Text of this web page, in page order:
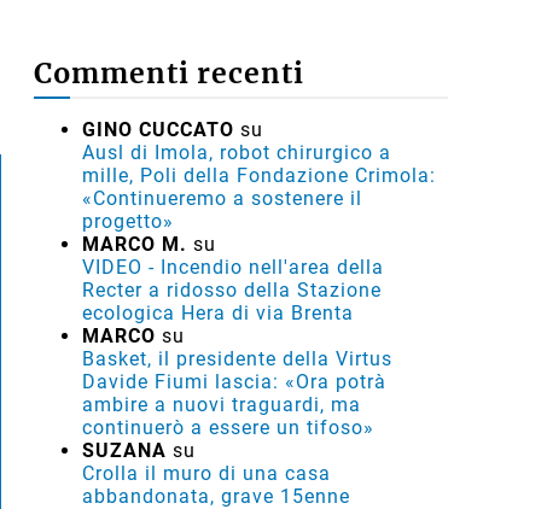
Commenti recenti
GINO CUCCATO su
Ausl di Imola, robot chirurgico a
mille, Poli della Fondazione Crimola:
«Continueremo a sostenere il
progetto»
MARCO M.su
VIDEO - Incendio nell'area della
Recter a ridosso della Stazione
ecologica Hera di via Brenta
MARCOsu
Basket, il presidente della Virtus
Davide Fiumi lascia: «Ora potrà
ambire a nuovi traguardi, ma
continuerò a essere un tifoso»
SUZANAsu